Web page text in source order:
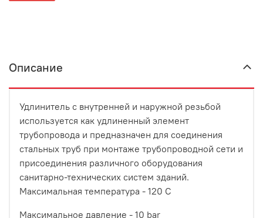
Описание
Удлинитель с внутренней и наружной резьбой
используется как удлиненный элемент
трубопровода и предназначен для соединения
стальных труб при монтаже трубопроводной сети и
присоединения различного оборудования
санитарно-технических систем зданий.
Максимальная температура - 120 С
Максимальное давление - 10 bar